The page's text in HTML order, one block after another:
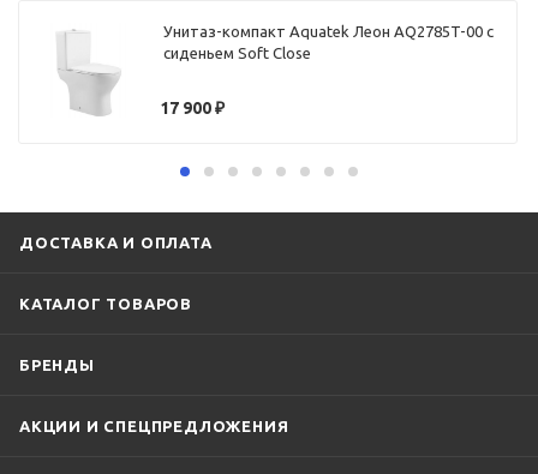
Унитаз-компакт Aquatek Леон AQ2785T-00 с
сиденьем Soft Close
17 900₽
ДОСТАВКА И ОПЛАТА
КАТАЛОГ ТОВАРОВ
БРЕНДЫ
АКЦИИ И СПЕЦПРЕДЛОЖЕНИЯ